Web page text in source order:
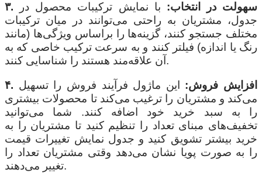
۳. سهولت در انتخاب: با نمایش ترکیبات محصول در
جدول، مشتریان به راحتی می‌توانند در میان ترکیبات
مختلف جستجو کنند، گزینه‌ها را براساس ویژگی‌ها (مانند
رنگ یا اندازه) فیلتر کنند و به سرعت ترکیب خاصی که به
آن علاقه‌مند هستند را شناسایی کنند.
۴. افزایش فروش: این ماژول فرآیند فروش را تسهیل
می‌کند و مشتریان را ترغیب می‌کند تا محصولات بیشتری
را به سبد خرید خود اضافه کنند. شما می‌توانید
تخفیف‌های مبنای تعداد را تنظیم کنید تا مشتریان را به
خرید بیشتر تشویق کنید و جدول نمایش تغییرات قیمت
را به صورت پویا نشان می‌دهد وقتی مشتریان تعداد را
تغییر می‌دهند.